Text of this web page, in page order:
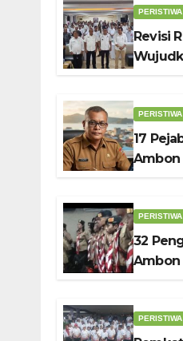
PERISTIWA
Revisi
PERISTIWA
17
Ambon
PERISTIWA
32
Ambon
PERISTIWA